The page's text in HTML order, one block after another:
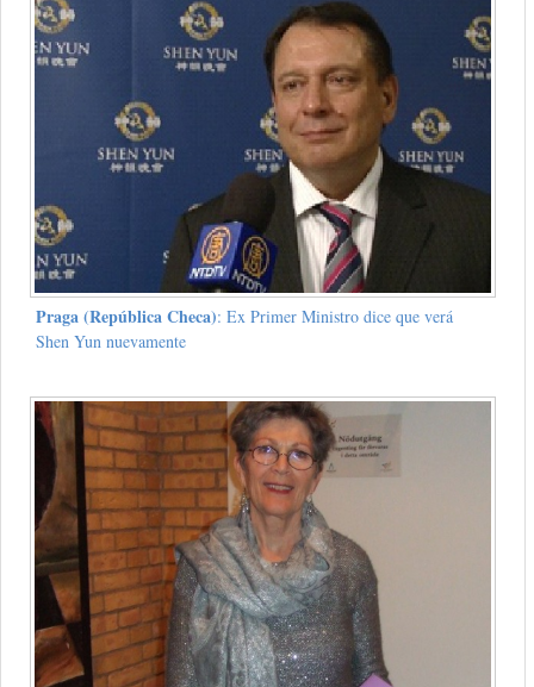
Praga (República Checa): Ex Primer Ministro dice que verá
Shen Yun nuevamente